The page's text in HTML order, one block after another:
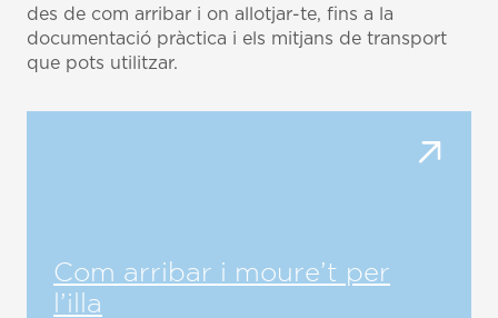
des de com arribar i on allotjar-te, fins a la
documentació pràctica i els mitjans de transport
que pots utilitzar.
Com arribar i moure’t per
l’illa